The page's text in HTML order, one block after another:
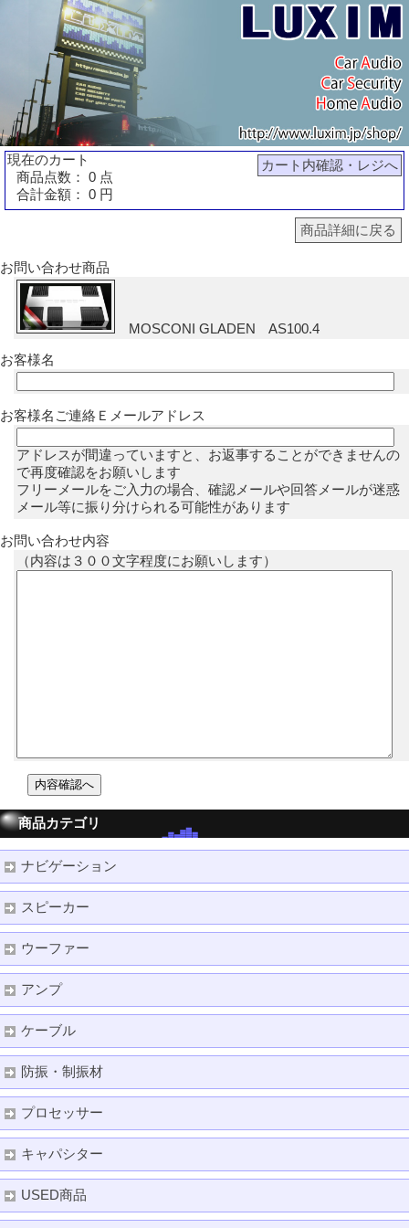
カート内確認・レジへ
現在のカート
商品点数： 0 点
合計金額： 0 円
商品詳細に戻る
お問い合わせ商品
MOSCONI GLADEN AS100.4
お客様名
お客様名ご連絡Ｅメールアドレス
アドレスが間違っていますと、お返事することができませんの
で再度確認をお願いします
フリーメールをご入力の場合、確認メールや回答メールが迷惑
メール等に振り分けられる可能性があります
お問い合わせ内容
（内容は３００文字程度にお願いします）
商品カテゴリ
ナビゲーション
スピーカー
ウーファー
アンプ
ケーブル
防振・制振材
プロセッサー
キャパシター
USED商品